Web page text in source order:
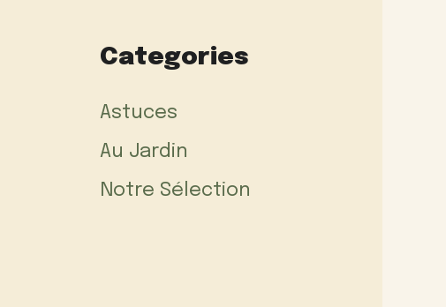
Categories
Astuces
Au Jardin
Notre Sélection